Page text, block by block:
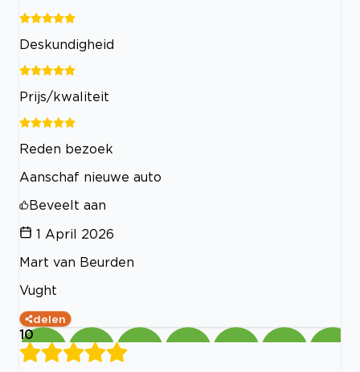
Deskundigheid
Prijs/kwaliteit
Reden bezoek
Aanschaf nieuwe auto
Beveelt aan
1 April 2026
Mart van Beurden
Vught
delen
10